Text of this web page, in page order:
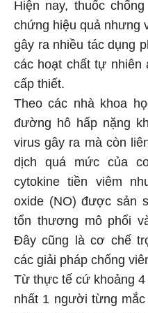
Hiện nay, thuốc
chứng hiệu quả nhưng
gây ra nhiều tác dụng
các hoạt chất tự nhiên
cấp thiết.
Theo các nhà khoa
đường hô hấp nặng
virus gây ra mà còn
dịch quá mức của
cytokine tiền viêm
oxide (NO) được sản
tổn thương mô phổi
Đây cũng là cơ chế
các giải pháp chống
Từ thực tế cứ khoảng
nhất 1 người từng